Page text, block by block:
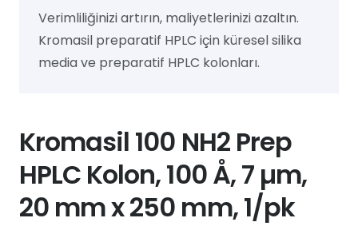
Verimliliğinizi artırın, maliyetlerinizi azaltın.
Kromasil preparatif HPLC için küresel silika
media ve preparatif HPLC kolonları.
Kromasil 100 NH2 Prep
HPLC Kolon, 100 Å, 7 µm,
20 mm x 250 mm, 1/pk